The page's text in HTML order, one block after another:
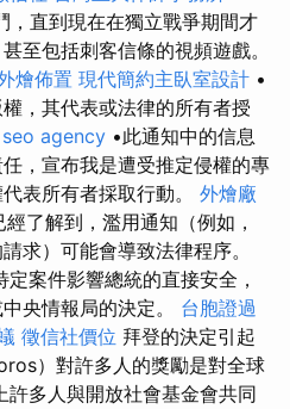
直到現在在獨立戰爭期間才
至包括刺客信條的視頻遊戲。
燴佈置 現代簡約主臥室設計 •
，其代表或法律的所有者授
seo agency •此通知中的信息
，宣布我是遭受推定侵權的專
表所有者採取行動。 外燴廠
經了解到，濫用通知（例如，
求）可能會導致法律程序。
定案件影響總統的直接安全，
央情報局的決定。 台胞證過
徵信社價位 拜登的決定引起
）對許多人的獎勵是對全球
多人與開放社會基金會共同